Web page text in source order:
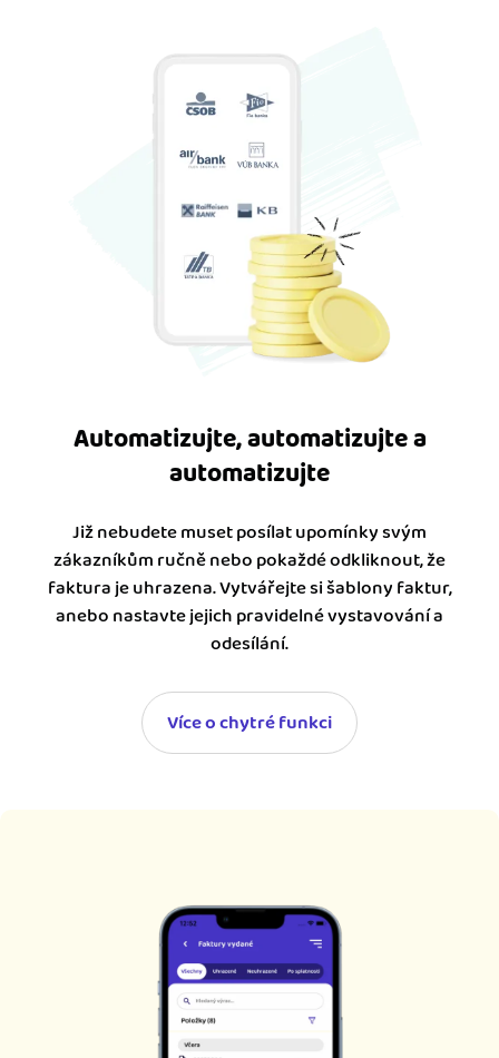
Automatizujte, automatizujte a
automatizujte
Již nebudete muset posílat upomínky svým
zákazníkům ručně nebo pokaždé odkliknout, že
faktura je uhrazena. Vytvářejte si šablony faktur,
anebo nastavte jejich pravidelné vystavování a
odesílání.
Více o chytré funkci